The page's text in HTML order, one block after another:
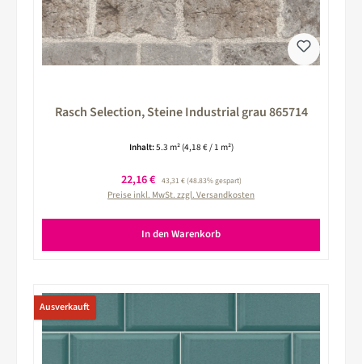
Rasch Selection, Steine Industrial grau 865714
Inhalt:5.3 m² (4,18 € / 1 m²)
Verkaufspreis:
22,16 € Regulärer Preis:
43,31 €(48.83% gespart)
Preise inkl. MwSt. zzgl. Versandkosten
In den Warenkorb
Ausverkauft